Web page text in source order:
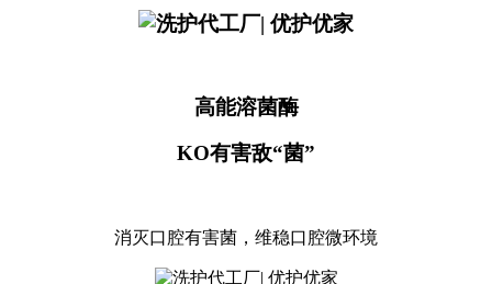
高能溶菌酶
KO有害敌“菌”
消灭口腔有害菌，维稳口腔微环境